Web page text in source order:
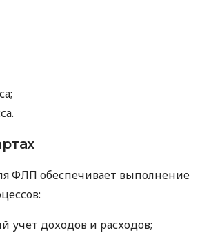
ФЛП обеспечивает выполнение
учет доходов и расходов;